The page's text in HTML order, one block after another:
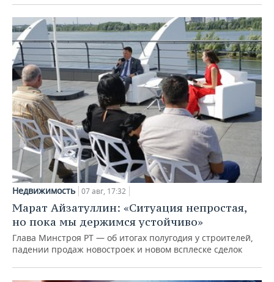
Недвижимость 07 авг, 17:32
Марат Айзатуллин: «Ситуация непростая,
но пока мы держимся устойчиво»
Глава Минстроя РТ — об итогах полугодия у строителей,
падении продаж новостроек и новом всплеске сделок